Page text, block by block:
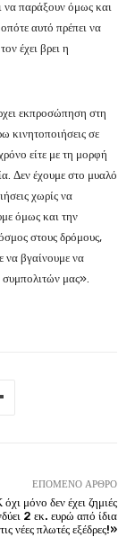
να παράξουν όμως και
αυτό πρέπει να
έχει βρει η
εκπροσώπηση στη
κινητοποιήσεις σε
είτε με τη μορφή
Δεν έχουμε στο μυαλό
χωρίς να
όμως και την
στους δρόμους,
να βγαίνουμε να
μας».
ΕΠΌΜΕΝΟ ΆΡΘΡΟ
μόνο δεν έχει ζημιές
2 εκ. ευρώ από ίδια
νέες πλωτές εξέδρες!»